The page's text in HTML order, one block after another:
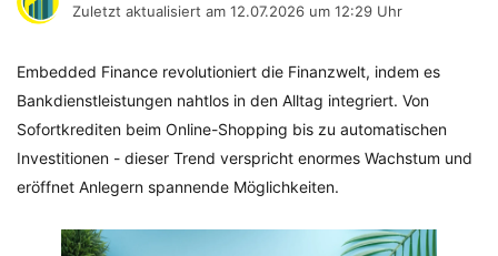
Zuletzt aktualisiert am 12.07.2026 um 12:29 Uhr
Embedded Finance revolutioniert die Finanzwelt, indem es
Bankdienstleistungen nahtlos in den Alltag integriert. Von
Sofortkrediten beim Online-Shopping bis zu automatischen
Investitionen - dieser Trend verspricht enormes Wachstum und
eröffnet Anlegern spannende Möglichkeiten.